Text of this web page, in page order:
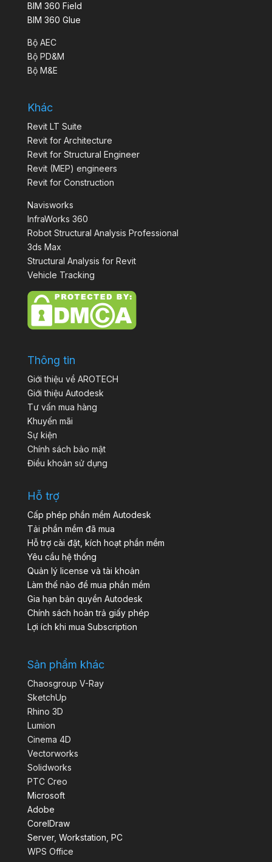
BIM 360 Field
BIM 360 Glue
Bộ AEC
Bộ PD&M
Bộ M&E
Khác
Revit LT Suite
Revit for Architecture
Revit for Structural Engineer
Revit (MEP) engineers
Revit for Construction
Navisworks
InfraWorks 360
Robot Structural Analysis Professional
3ds Max
Structural Analysis for Revit
Vehicle Tracking
Thông tin
Giới thiệu về AROTECH
Giới thiệu Autodesk
Tư vấn mua hàng
Khuyến mãi
Sự kiện
Chính sách bảo mật
Điều khoản sử dụng
Hỗ trợ
Cấp phép phần mềm Autodesk
Tải phần mềm đã mua
Hỗ trợ cài đặt, kích hoạt phần mềm
Yêu cầu hệ thống
Quản lý license và tài khoản
Làm thế nào để mua phần mềm
Gia hạn bản quyền Autodesk
Chính sách hoàn trả giấy phép
Lợi ích khi mua Subscription
Sản phẩm khác
Chaosgroup V-Ray
SketchUp
Rhino 3D
Lumion
Cinema 4D
Vectorworks
Solidworks
PTC Creo
Microsoft
Adobe
CorelDraw
Server, Workstation, PC
WPS Office